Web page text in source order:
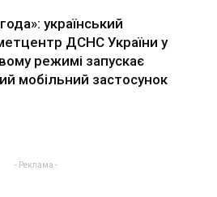
український
ДСНС України у
режимі запускає
мобільний застосунок
- Реклама -